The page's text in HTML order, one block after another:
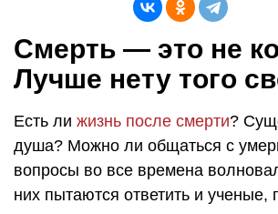
Смерть — это не
Лучше нету того
Есть ли жизнь после смерти?
душа? Можно ли общаться с
вопросы во все времена
них пытаются ответить и ученые,